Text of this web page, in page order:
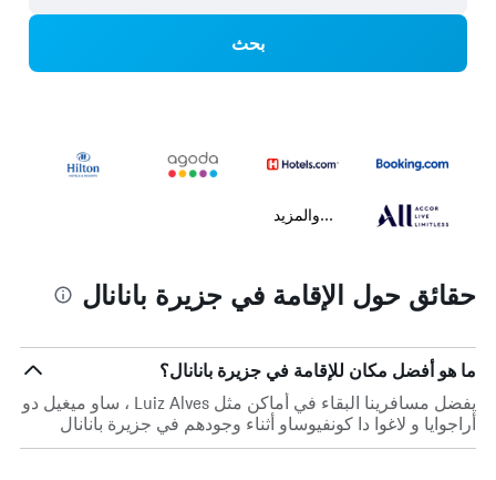
بحث
...والمزيد
حقائق حول الإقامة في جزيرة بانانال
ما هو أفضل مكان للإقامة في جزيرة بانانال؟
يفضل مسافرينا البقاء في أماكن مثل Luiz Alves ، ساو ميغيل دو
أراجوايا و لاغوا دا كونفيوساو أثناء وجودهم في جزيرة بانانال